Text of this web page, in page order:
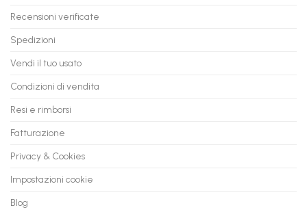
Recensioni verificate
Spedizioni
Vendi il tuo usato
Condizioni di vendita
Resi e rimborsi
Fatturazione
Privacy & Cookies
Impostazioni cookie
Blog